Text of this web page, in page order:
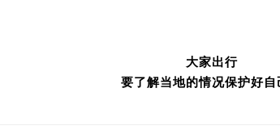
大家出行
要了解当地的情况保护好自